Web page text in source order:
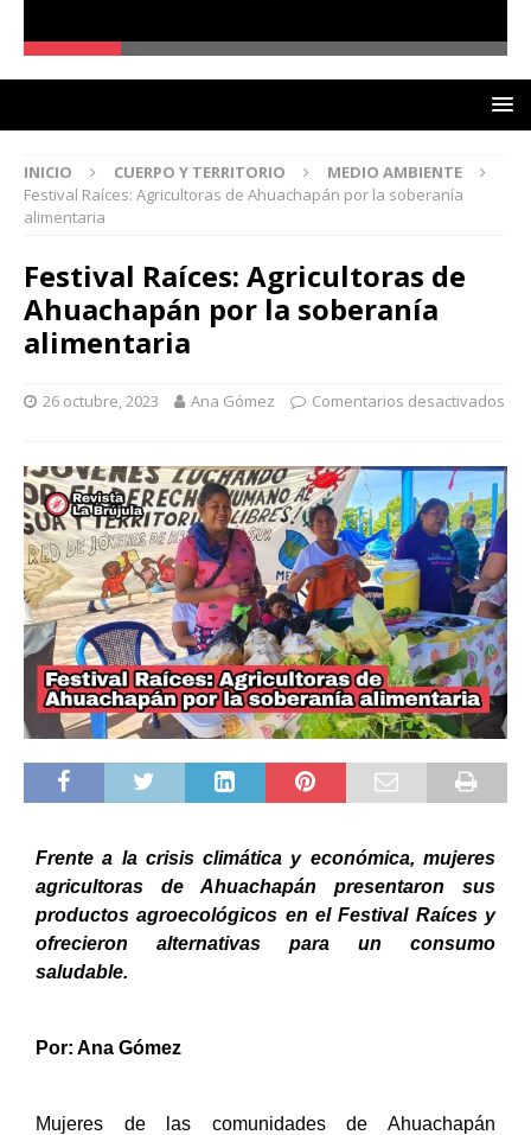
INICIO CUERPO Y TERRITORIO
MEDIO AMBIENTE
Festival Raíces: Agricultoras de Ahuachapán por la soberanía
alimentaria
Festival Raíces: Agricultoras de
Ahuachapán por la soberanía
alimentaria
26 octubre, 2023 Ana Gómez Comentarios desactivados
Frente a la crisis climática y económica, mujeres
agricultoras de Ahuachapán presentaron sus
productos agroecológicos en el Festival Raíces y
ofrecieron alternativas para un consumo
saludable.
Por: Ana Gómez
Mujeres de las comunidades de Ahuachapán